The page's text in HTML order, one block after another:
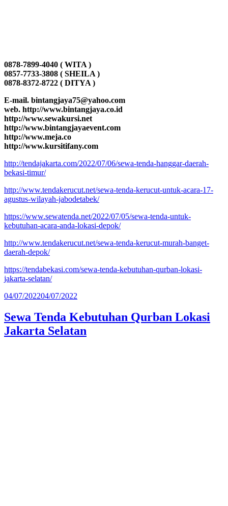
0878-7899-4040 ( WITA )
0857-7733-3808 ( SHEILA )
0878-8372-8722 ( DITYA )
E-mail. bintangjaya75@yahoo.com
web. http://www.bintangjaya.co.id
http://www.sewakursi.net
http://www.bintangjayaevent.com
http://www.meja.co
http://www.kursitifany.com
http://tendajakarta.com/2022/07/06/sewa-tenda-hanggar-daerah-
bekasi-timur/
http://www.tendakerucut.net/sewa-tenda-kerucut-untuk-acara-17-
agustus-wilayah-jabodetabek/
https://www.sewatenda.net/2022/07/05/sewa-tenda-untuk-
kebutuhan-acara-anda-lokasi-depok/
http://www.tendakerucut.net/sewa-tenda-kerucut-murah-banget-
daerah-depok/
https://tendabekasi.com/sewa-tenda-kebutuhan-qurban-lokasi-
jakarta-selatan/
Diposkan
04/07/202204/07/2022
Sewa Tenda Kebutuhan Qurban Lokasi
Jakarta Selatan